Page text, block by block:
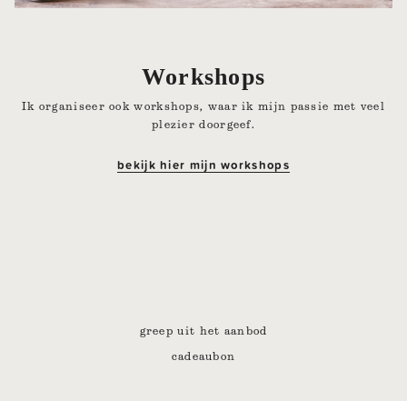
Workshops
Ik organiseer ook workshops, waar ik mijn passie met veel
plezier doorgeef.
bekijk hier mijn workshops
greep uit het aanbod
cadeaubon